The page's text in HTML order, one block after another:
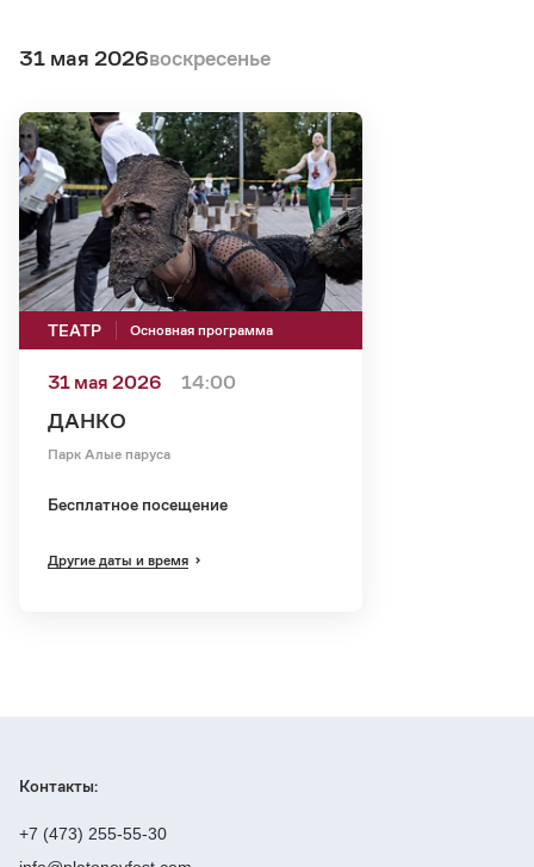
31 мая 2026воскресенье
ТЕАТР Основная программа
31 мая 2026 14:00
ДАНКО
Парк Алые паруса
Бесплатное посещение
Другие даты и время
Контакты:
+7 (473) 255-55-30